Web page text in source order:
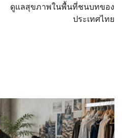
ดูแลสุขภาพในพื้นที่ชนบทของ
ประเทศไทย